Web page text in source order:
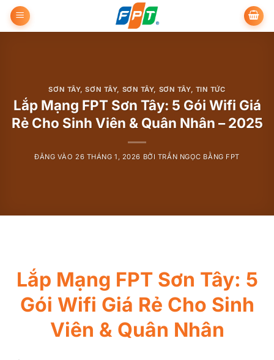
qua
SƠN TÂY,SƠN TÂY, SƠN TÂY, SƠN TÂY, TIN TỨC
Lắp Mạng FPT Sơn Tây: 5 Gói Wifi Giá
Rẻ Cho Sinh Viên & Quân Nhân – 2025
ĐĂNG VÀO26 THÁNG 1, 2026 BỞI TRẦN NGỌC BẰNG FPT
Lắp Mạng FPT Sơn Tây: 5
Gói Wifi Giá Rẻ Cho Sinh
Viên & Quân Nhân